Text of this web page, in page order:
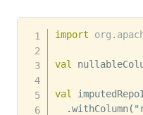
import org .
val
val
.withColumn(